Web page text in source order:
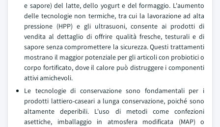
e sapore) del latte, dello yogurt e del formaggio. L'aumento
delle tecnologie non termiche, tra cui la lavorazione ad alta
pressione (HPP) e gli ultrasuoni, consente ai prodotti di
vendita al dettaglio di offrire qualità fresche, testurali e di
sapore senza compromettere la sicurezza. Questi trattamenti
mostrano il maggior potenziale per gli articoli con probiotici o
corpo fortificato, dove il calore può distruggere i componenti
attivi amichevoli.
Le tecnologie di conservazione sono fondamentali per i
prodotti lattiero-caseari a lunga conservazione, poiché sono
altamente deperibili. L'uso di metodi come confezioni
asettiche, imballaggio in atmosfera modificata (MAP) o